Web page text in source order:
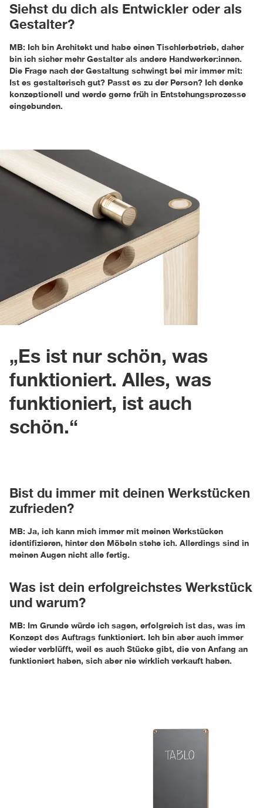
Siehst du dich als Entwickler oder als
Gestalter?
MB: Ich bin Architekt und habe einen Tischlerbetrieb, daher
bin ich sicher mehr Gestalter als andere Handwerker:innen.
Die Frage nach der Gestaltung schwingt bei mir immer mit:
Ist es gestalterisch gut? Passt es zu der Person? Ich denke
konzeptionell und werde gerne früh in Entstehungsprozesse
eingebunden.
„Es ist nur schön, was
funktioniert. Alles, was
funktioniert, ist auch
schön.“
Bist du immer mit deinen Werkstücken
zufrieden?
MB: Ja, ich kann mich immer mit meinen Werkstücken
identifizieren, hinter den Möbeln stehe ich. Allerdings sind in
meinen Augen nicht alle fertig.
Was ist dein erfolgreichstes Werkstück
und warum?
MB: Im Grunde würde ich sagen, erfolgreich ist das, was im
Konzept des Auftrags funktioniert. Ich bin aber auch immer
wieder verblüfft, weil es auch Stücke gibt, die von Anfang an
funktioniert haben, sich aber nie wirklich verkauft haben.